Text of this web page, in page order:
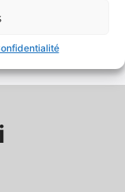
d'Obstacles
des
la lame
une
les animaux